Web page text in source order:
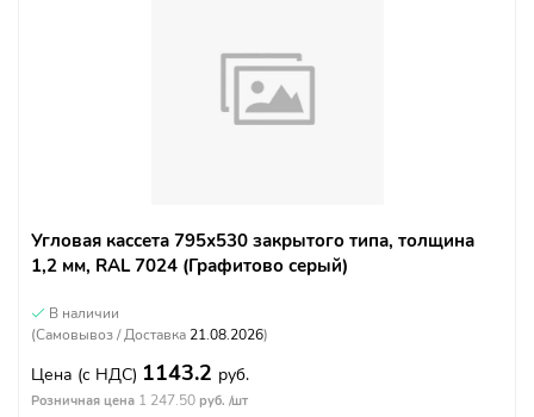
Угловая кассета 795х530 закрытого типа, толщина
1,2 мм, RAL 7024 (Графитово серый)
В наличии
(Самовывоз / Доставка 21.08.2026)
Цена (с НДС) 1143.2 руб.
Розничная цена 1 247.50 руб. /шт